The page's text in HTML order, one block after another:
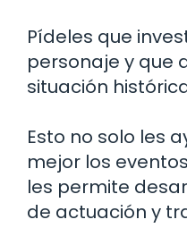
Pídeles que
personaje y que
situación
Esto no solo les
mejor los
les permite
de actuación y